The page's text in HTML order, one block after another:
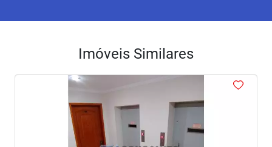
Imóveis Similares